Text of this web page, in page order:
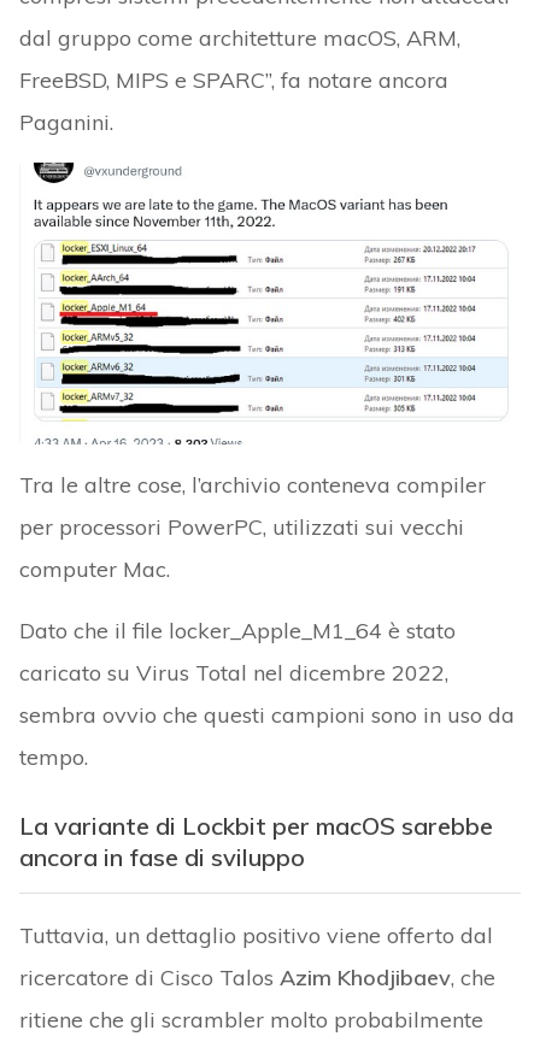
dal gruppo come architetture macOS, ARM,
FreeBSD, MIPS e SPARC”, fa notare ancora
Paganini.
Tra le altre cose, l’archivio conteneva compiler
per processori PowerPC, utilizzati sui vecchi
computer Mac.
Dato che il file locker_Apple_M1_64 è stato
caricato su Virus Total nel dicembre 2022,
sembra ovvio che questi campioni sono in uso da
tempo.
La variante di Lockbit per macOS sarebbe
ancora in fase di sviluppo
Tuttavia, un dettaglio positivo viene offerto dal
ricercatore di Cisco Talos Azim Khodjibaev, che
ritiene che gli scrambler molto probabilmente